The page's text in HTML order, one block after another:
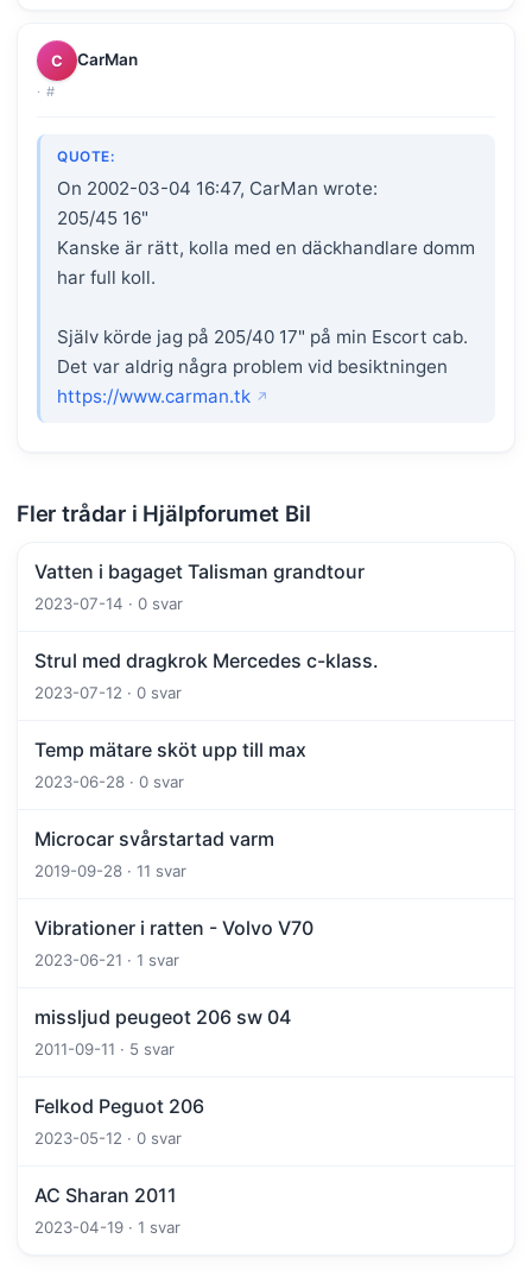
C CarMan
· #
QUOTE:
On 2002-03-04 16:47, CarMan wrote:
205/45 16"
Kanske är rätt, kolla med en däckhandlare domm
har full koll.
Själv körde jag på 205/40 17" på min Escort cab.
Det var aldrig några problem vid besiktningen
https://www.carman.tk
Fler trådar i Hjälpforumet Bil
Vatten i bagaget Talisman grandtour
2023-07-14 · 0 svar
Strul med dragkrok Mercedes c-klass.
2023-07-12 · 0 svar
Temp mätare sköt upp till max
2023-06-28 · 0 svar
Microcar svårstartad varm
2019-09-28 · 11 svar
Vibrationer i ratten - Volvo V70
2023-06-21 · 1 svar
missljud peugeot 206 sw 04
2011-09-11 · 5 svar
Felkod Peguot 206
2023-05-12 · 0 svar
AC Sharan 2011
2023-04-19 · 1 svar